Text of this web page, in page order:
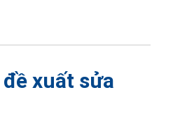
xuất sửa